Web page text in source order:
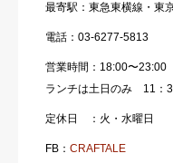
最寄駅：東急東横線・東
電話：03-6277-5813
営業時間：18:00〜23:00
ランチは土日のみ 11：
定休日 ：火・水曜日
FB： CRAFTALE